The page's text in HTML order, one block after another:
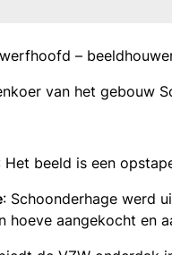
–
van het gebouw
Het beeld is een
: Schoonderhage werd
hoeve aangekocht en